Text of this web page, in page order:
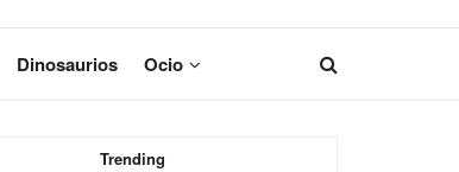
Dinosaurios Ocio
Trending